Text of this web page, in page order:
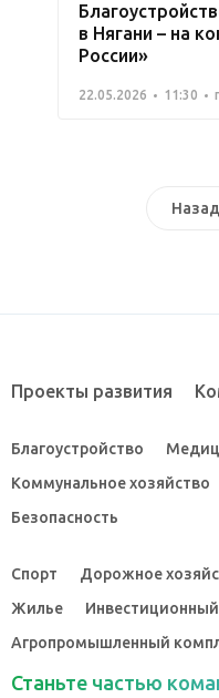
в Нягани – на
России»
22.05.2026 11:30
Назад
Проекты развития
Благоустройство
Коммунальное хозяйство
Безопасность
Спорт Дорожное
Жилье
Агропромышленный
Станьте частью